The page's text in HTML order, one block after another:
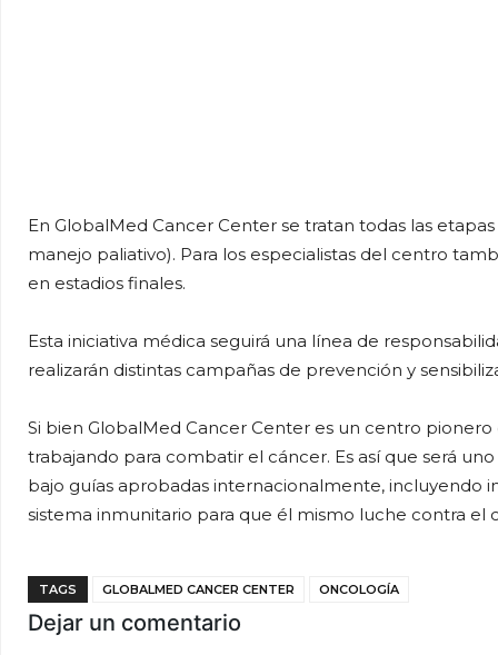
En GlobalMed Cancer Center se tratan todas las
manejo paliativo). Para los especialistas del centro
en estadios finales.
Esta iniciativa médica seguirá una línea de
realizarán distintas campañas de prevención y
Si bien GlobalMed Cancer Center es un centro
trabajando para combatir el cáncer. Es así que será
bajo guías aprobadas internacionalmente, incluyendo
sistema inmunitario para que él mismo luche contra el
TAGS GLOBALMED CANCER CENTER ONCOLOGÍA
Dejar un comentario